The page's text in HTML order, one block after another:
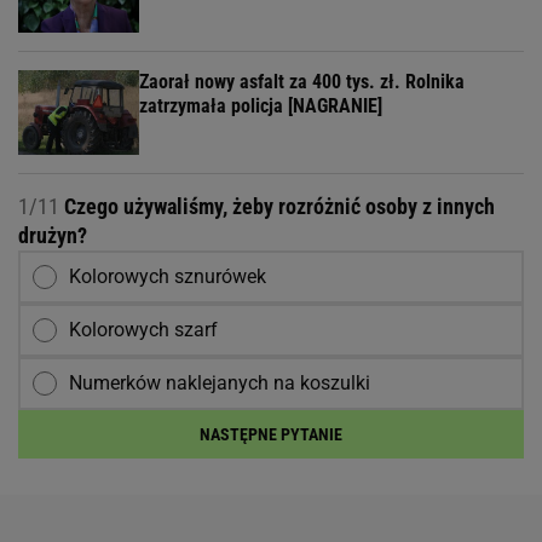
Zaorał nowy asfalt za 400 tys. zł. Rolnika
zatrzymała policja [NAGRANIE]
1/11 Czego używaliśmy, żeby rozróżnić osoby z innych
drużyn?
Kolorowych sznurówek
Kolorowych szarf
Numerków naklejanych na koszulki
NASTĘPNE PYTANIE